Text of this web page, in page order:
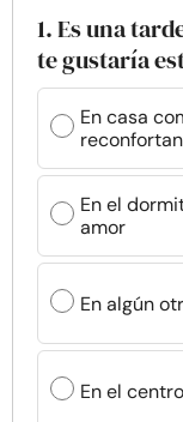
Ayuda
Cursos
Recursos
Comunidad
Encuentra un
Idioma
1. Es una
te gustaría
En casa
En el
amor
En algún
En el